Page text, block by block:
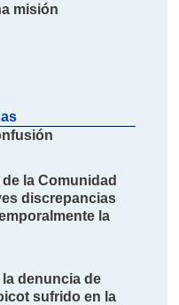
misión
la Comunidad
discrepancias
la
la denuncia de
sufrido en la